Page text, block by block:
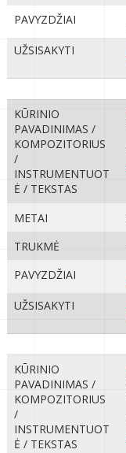
PAVYZDŽIAI
UŽSISAKYTI
KŪRINIO
PAVADINIMAS /
KOMPOZITORIUS
/
INSTRUMENTUOT
Ė / TEKSTAS
METAI
TRUKMĖ
PAVYZDŽIAI
UŽSISAKYTI
KŪRINIO
PAVADINIMAS /
KOMPOZITORIUS
/
INSTRUMENTUOT
Ė / TEKSTAS